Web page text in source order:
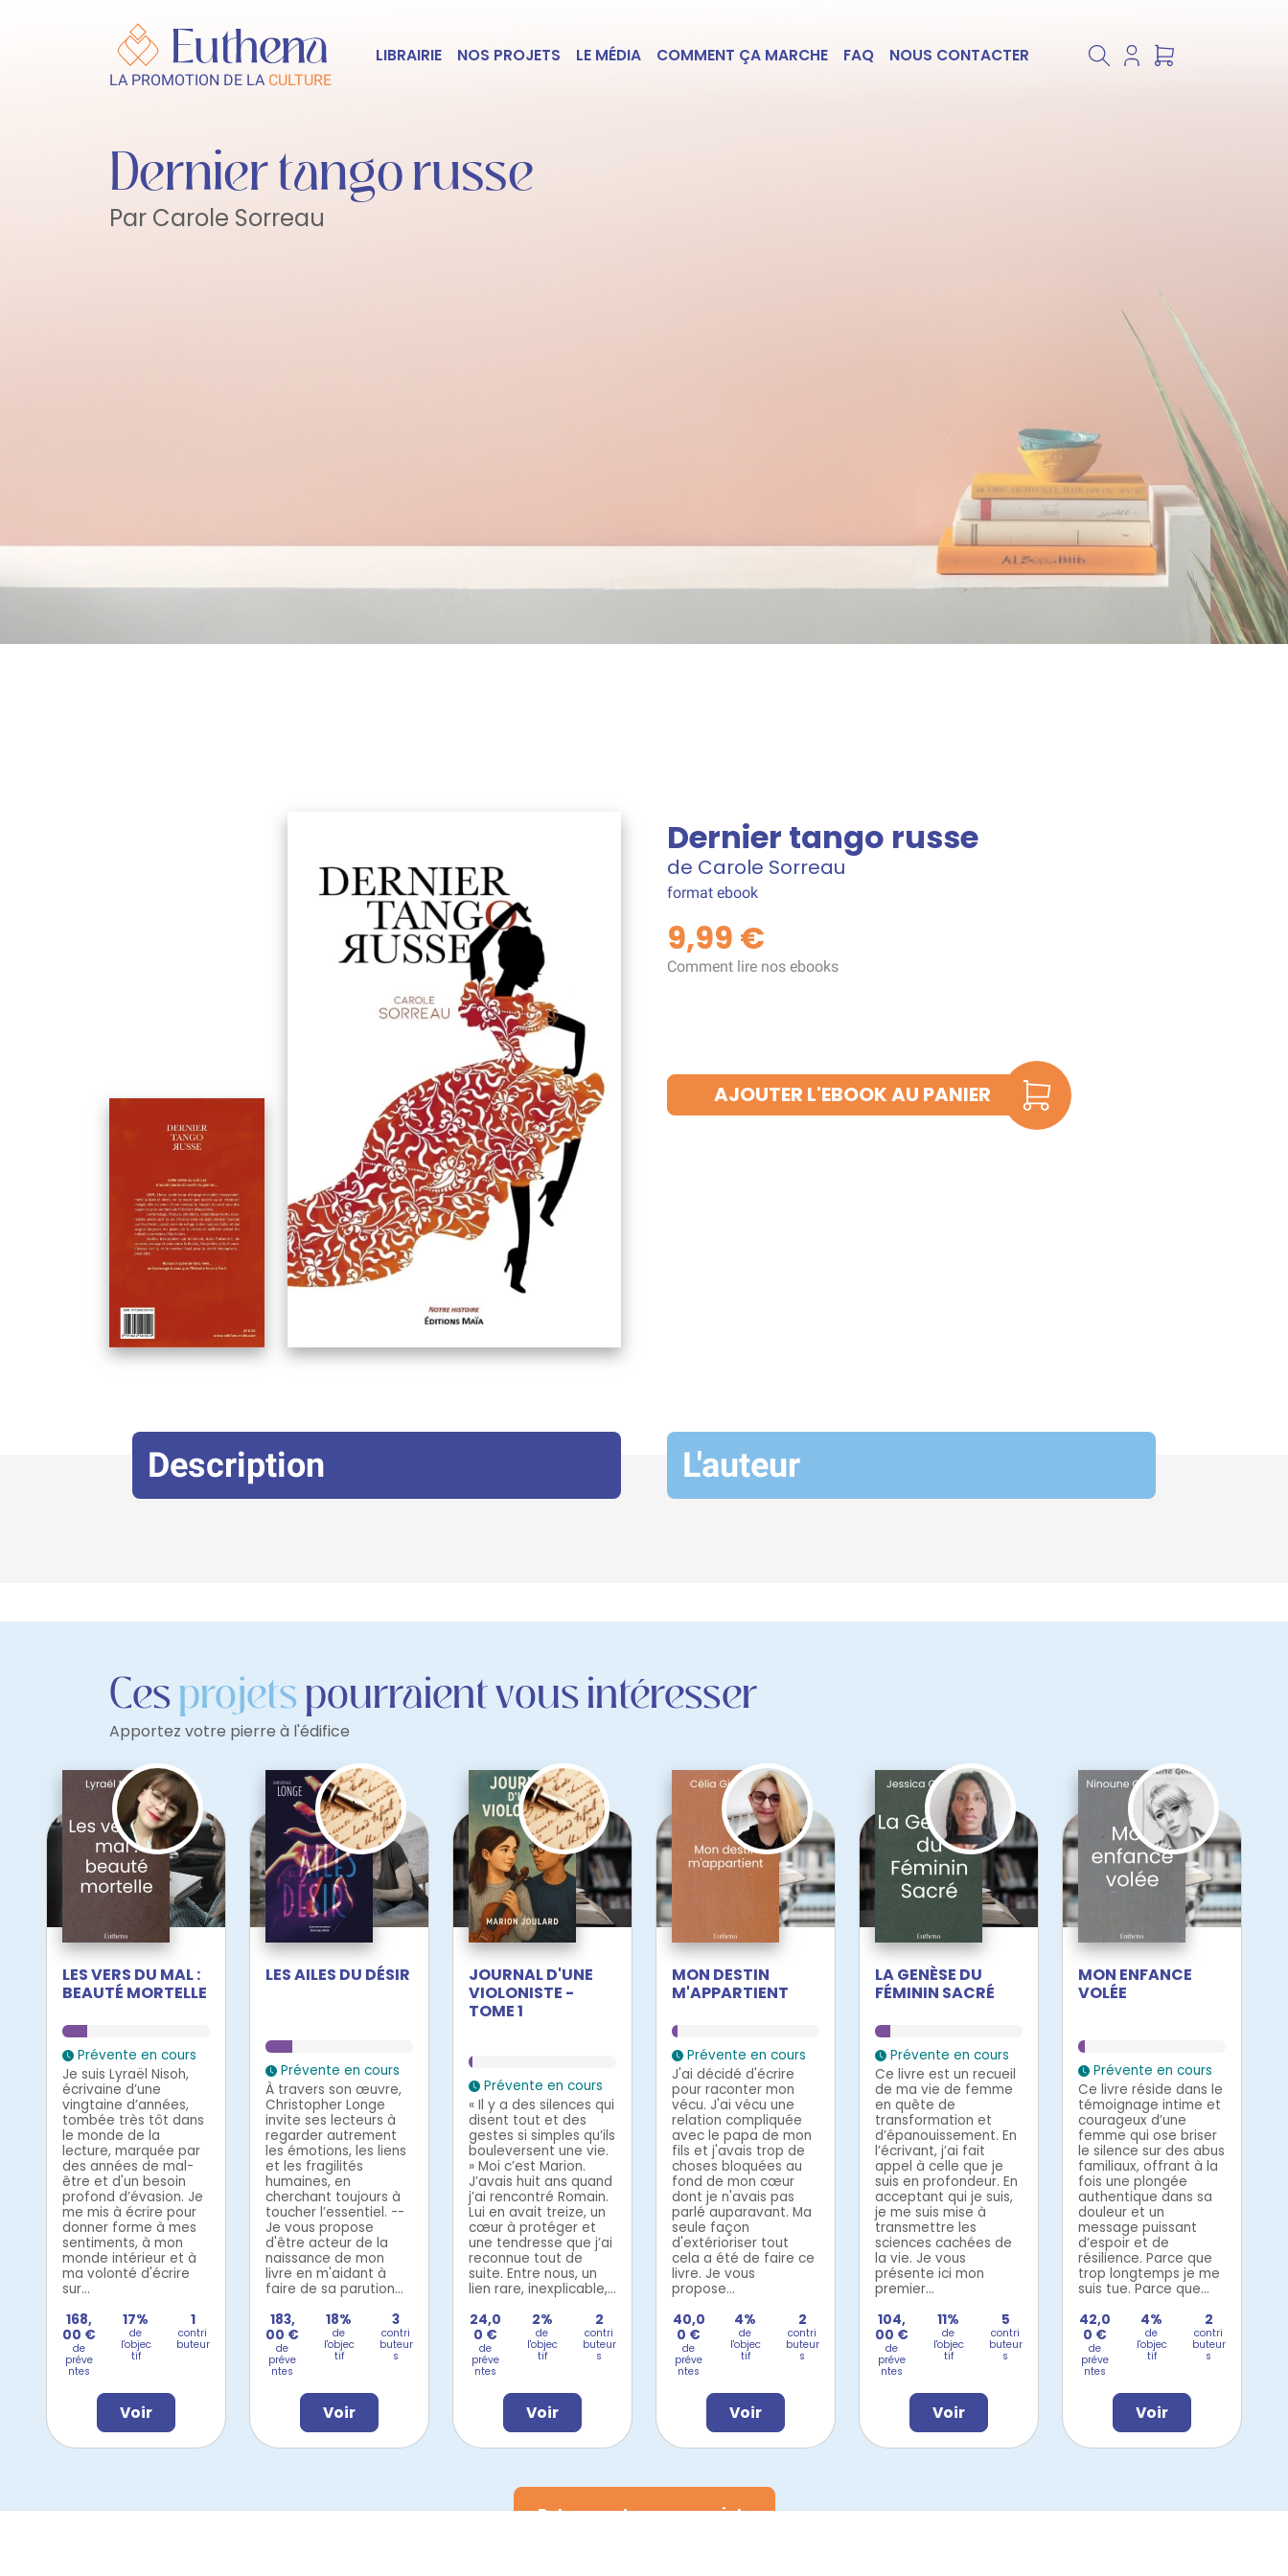
LA PROMOTION DE LA CULTURE
LIBRAIRIE NOS PROJETS LE MÉDIA COMMENT ÇA MARCHE FAQ NOUS CONTACTER
Dernier tango russe
Par Carole Sorreau
Dernier tango russe
de Carole Sorreau
format ebook
9,99 €
Comment lire nos ebooks
AJOUTER L'EBOOK AU PANIER
Description L'auteur
Cesprojetspourraient vous intéresser
Apportez votre pierre à l'édifice
LES VERS DU MAL :
BEAUTÉ MORTELLE
Prévente en cours
Je suis Lyraël Nisoh,
écrivaine d’une
vingtaine d’années,
tombée très tôt dans
le monde de la
lecture, marquée par
des années de mal-
être et d'un besoin
profond d’évasion. Je
me mis à écrire pour
donner forme à mes
sentiments, à mon
monde intérieur et à
ma volonté d'écrire
sur...
168,
00 €
de
préve
ntes
17%
de
l'objec
tif
1
contri
buteur
Voir
LES AILES DU DÉSIR
Prévente en cours
À travers son œuvre,
Christopher Longe
invite ses lecteurs à
regarder autrement
les émotions, les liens
et les fragilités
humaines, en
cherchant toujours à
toucher l’essentiel. --
Je vous propose
d'être acteur de la
naissance de mon
livre en m'aidant à
faire de sa parution...
183,
00 €
de
préve
ntes
18%
de
l'objec
tif
3
contri
buteur
s
Voir
JOURNAL D'UNE
VIOLONISTE -
TOME 1
Prévente en cours
« Il y a des silences qui
disent tout et des
gestes si simples qu’ils
bouleversent une vie.
» Moi c’est Marion.
J’avais huit ans quand
j’ai rencontré Romain.
Lui en avait treize, un
cœur à protéger et
une tendresse que j’ai
reconnue tout de
suite. Entre nous, un
lien rare, inexplicable,...
24,0
0 €
de
préve
ntes
2%
de
l'objec
tif
2
contri
buteur
s
Voir
MON DESTIN
M'APPARTIENT
Prévente en cours
J'ai décidé d'écrire
pour raconter mon
vécu. J'ai vécu une
relation compliquée
avec le papa de mon
fils et j'avais trop de
choses bloquées au
fond de mon cœur
dont je n'avais pas
parlé auparavant. Ma
seule façon
d'extérioriser tout
cela a été de faire ce
livre. Je vous
propose...
40,0
0 €
de
préve
ntes
4%
de
l'objec
tif
2
contri
buteur
s
Voir
LA GENÈSE DU
FÉMININ SACRÉ
Prévente en cours
Ce livre est un recueil
de ma vie de femme
en quête de
transformation et
d’épanouissement. En
l’écrivant, j’ai fait
appel à celle que je
suis en profondeur. En
acceptant qui je suis,
je me suis mise à
transmettre les
sciences cachées de
la vie. Je vous
présente ici mon
premier...
104,
00 €
de
préve
ntes
11%
de
l'objec
tif
5
contri
buteur
s
Voir
MON ENFANCE
VOLÉE
Prévente en cours
Ce livre réside dans le
témoignage intime et
courageux d’une
femme qui ose briser
le silence sur des abus
familiaux, offrant à la
fois une plongée
authentique dans sa
douleur et un
message puissant
d’espoir et de
résilience. Parce que
trop longtemps je me
suis tue. Parce que...
42,0
0 €
de
préve
ntes
4%
de
l'objec
tif
2
contri
buteur
s
Voir
Retrouvez tous nos projets